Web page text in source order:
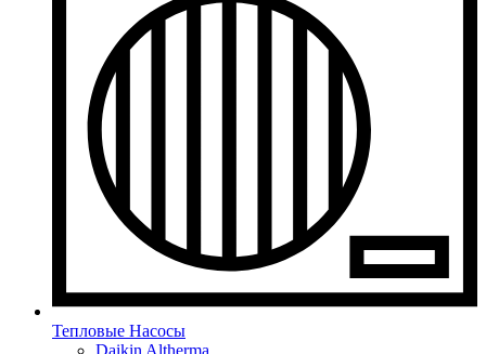
Тепловые Насосы
Daikin Altherma